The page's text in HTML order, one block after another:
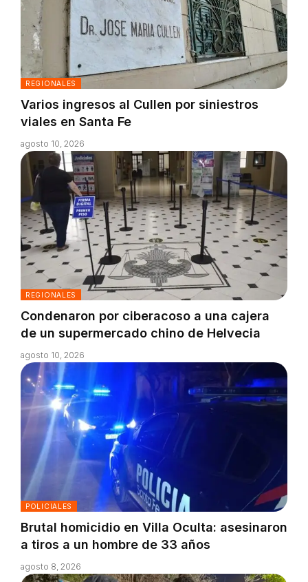
REGIONALES
Varios ingresos al Cullen por siniestros
viales en Santa Fe
agosto 10, 2026
REGIONALES
Condenaron por ciberacoso a una cajera
de un supermercado chino de Helvecia
agosto 10, 2026
POLICIALES
Brutal homicidio en Villa Oculta: asesinaron
a tiros a un hombre de 33 años
agosto 8, 2026